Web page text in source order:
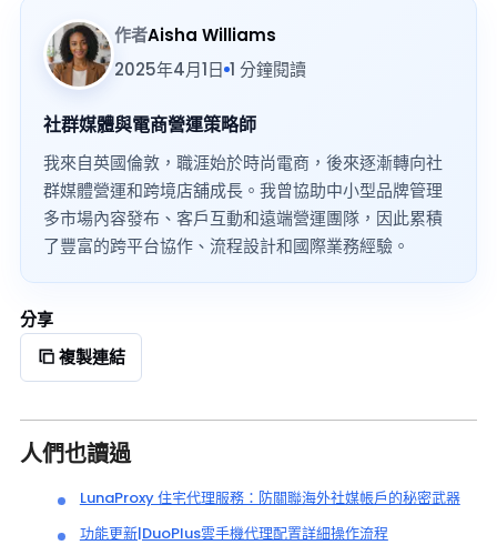
作者Aisha Williams
2025年4月1日 1 分鐘閱讀
社群媒體與電商營運策略師
我來自英國倫敦，職涯始於時尚電商，後來逐漸轉向社
群媒體營運和跨境店舖成長。我曾協助中小型品牌管理
多市場內容發布、客戶互動和遠端營運團隊，因此累積
了豐富的跨平台協作、流程設計和國際業務經驗。
分享
複製連結
人們也讀過
LunaProxy 住宅代理服務：防關聯海外社媒帳戶的秘密武器
功能更新|DuoPlus雲手機代理配置詳細操作流程